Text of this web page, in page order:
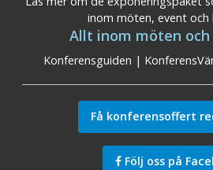
inom möten, event och
Allt inom möten
Konferensguiden |
Få konferensoffert
Följ oss på